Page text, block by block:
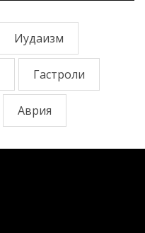
Иудаизм
Гастроли
Аврия